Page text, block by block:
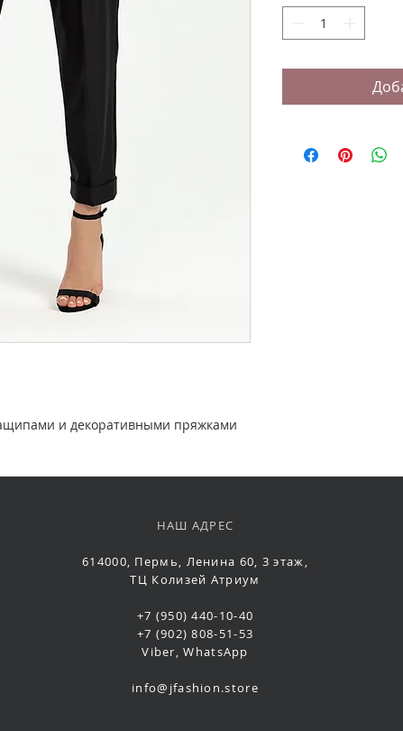
и декоративными пряжками
НАШ АДРЕС
614000, Пермь, Ленина 60, 3 этаж,
ТЦ Колизей Атриум
+7 (950) 440-10-40
+7 (902) 808-51-53
Viber, WhatsApp
info@jfashion.store